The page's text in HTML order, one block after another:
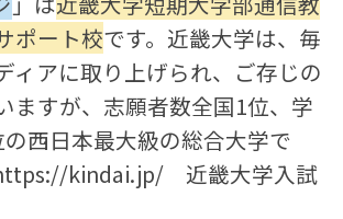
ポート校です。近畿大学は、毎
ィアに取り上げられ、ご存じの
ますが、志願者数全国1位、学
西日本最大級の総合大学で
kindai.jp/ 近畿大学入試